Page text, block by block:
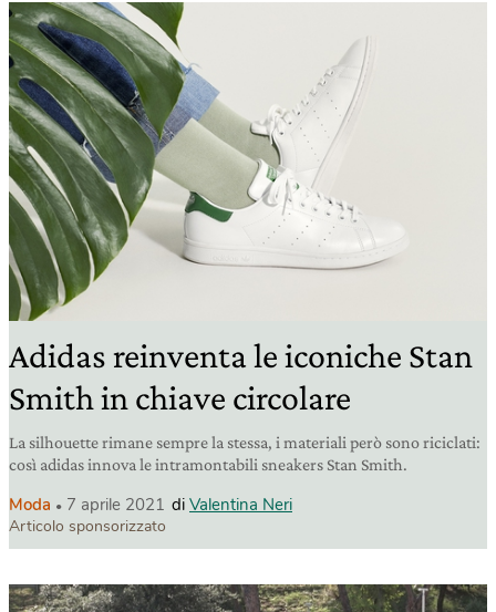
Adidas reinventa le iconiche Stan
Smith in chiave circolare
La silhouette rimane sempre la stessa, i materiali però sono riciclati:
così adidas innova le intramontabili sneakers Stan Smith.
Moda 7 aprile 2021 di Valentina Neri
Articolo sponsorizzato